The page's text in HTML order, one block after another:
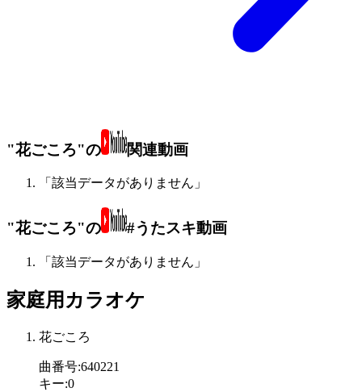
"花ごころ"の 関連動画
「該当データがありません」
"花ごころ"の #うたスキ動画
「該当データがありません」
家庭用カラオケ
花ごころ
曲番号:640221
キー:0